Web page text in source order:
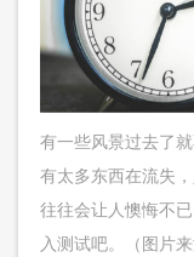
有一些风景过去了
有太多东西在流失
往往会让人懊悔不
入测试吧。（图片